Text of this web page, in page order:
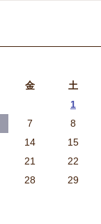
金 土
1
7
8
14
15
21
22
28
29